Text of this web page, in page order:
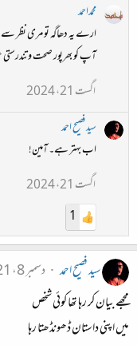
محمداحمد
ارے یہ دھاگہ تو مری نظر
آپ کو بھرپور صحت و
اگست 21، 2024
سید فصیح احمد
اب بہتر ہے۔ آمین!
اگست 21، 2024
1
سید فصیح احمد
دسمبر 8، 2021
مجھے بیان کر رہا تھا کوئی شخص
میں اپنی داستان ڈھونڈھتا رہا